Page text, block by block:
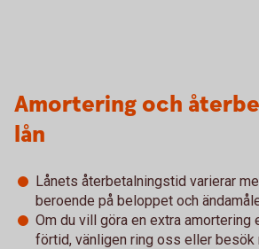
Amortering och
lån
Lånets återbetalningstid varierar
beroende på beloppet och
Om du vill göra en extra amortering
förtid, vänligen ring oss eller besök